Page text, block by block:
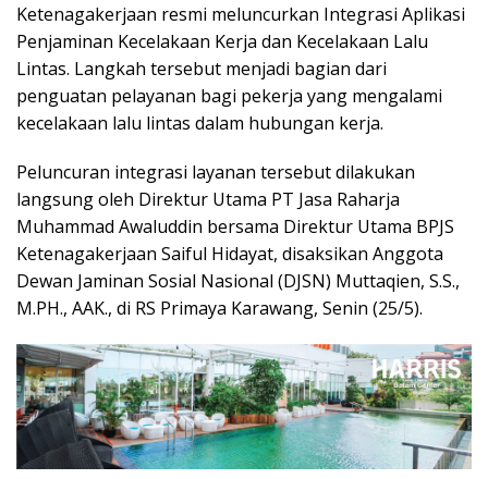
Ketenagakerjaan resmi meluncurkan Integrasi Aplikasi
Penjaminan Kecelakaan Kerja dan Kecelakaan Lalu
Lintas. Langkah tersebut menjadi bagian dari
penguatan pelayanan bagi pekerja yang mengalami
kecelakaan lalu lintas dalam hubungan kerja.
Peluncuran integrasi layanan tersebut dilakukan
langsung oleh Direktur Utama PT Jasa Raharja
Muhammad Awaluddin bersama Direktur Utama BPJS
Ketenagakerjaan Saiful Hidayat, disaksikan Anggota
Dewan Jaminan Sosial Nasional (DJSN) Muttaqien, S.S.,
M.PH., AAK., di RS Primaya Karawang, Senin (25/5).